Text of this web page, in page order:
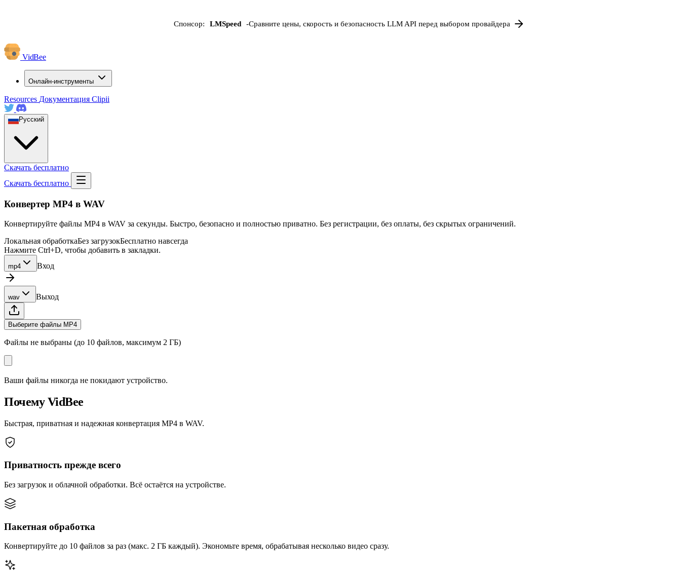
Спонсор: LMSpeed -Сравните цены, скорость и безопасность LLM API перед выбором провайдера
VidBee
Онлайн-инструменты
Resources Документация Clipii
Русский
Скачать бесплатно
Скачать бесплатно
Конвертер MP4 в WAV
Конвертируйте файлы MP4 в WAV за секунды. Быстро, безопасно и полностью приватно. Без регистрации, без оплаты, без скрытых ограничений.
Локальная обработкаБез загрузокБесплатно навсегда
Нажмите Ctrl+D, чтобы добавить в закладки.
mp4 Вход
wav Выход
Выберите файлы MP4
Файлы не выбраны (до 10 файлов, максимум 2 ГБ)
Ваши файлы никогда не покидают устройство.
Почему VidBee
Быстрая, приватная и надежная конвертация MP4 в WAV.
Приватность прежде всего
Без загрузок и облачной обработки. Всё остаётся на устройстве.
Пакетная обработка
Конвертируйте до 10 файлов за раз (макс. 2 ГБ каждый). Экономьте время, обрабатывая несколько видео сразу.